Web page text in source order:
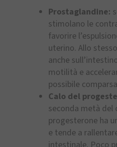
Prostaglandine:
stimolano le
favorire
uterino. Allo
anche
motilità e
possibile
Calo del
seconda metà del
progesterone ha
e tende a